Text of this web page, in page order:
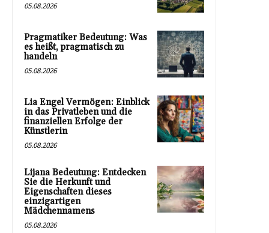
05.08.2026
Pragmatiker Bedeutung: Was
es heißt, pragmatisch zu
handeln
05.08.2026
Lia Engel Vermögen: Einblick
in das Privatleben und die
finanziellen Erfolge der
Künstlerin
05.08.2026
Lijana Bedeutung: Entdecken
Sie die Herkunft und
Eigenschaften dieses
einzigartigen
Mädchennamens
05.08.2026